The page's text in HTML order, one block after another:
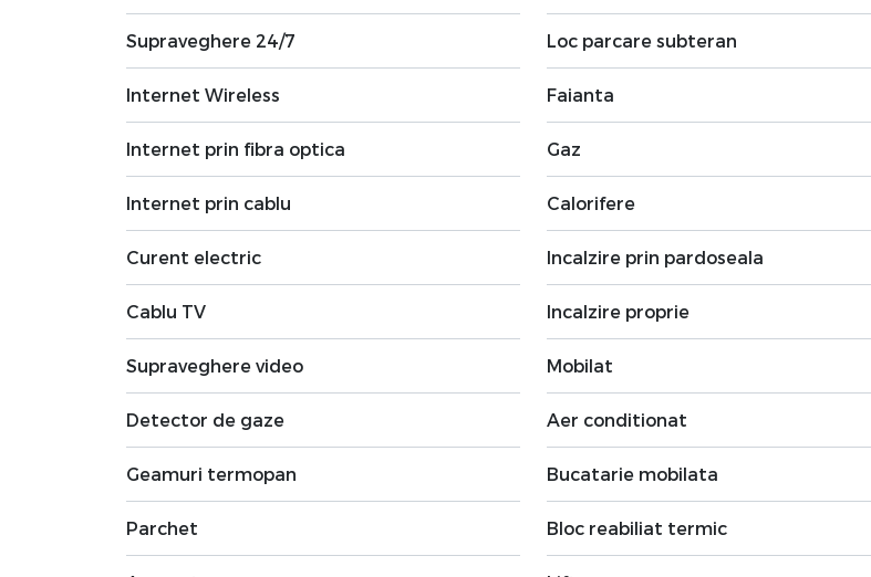
Supraveghere 24/7
Internet Wireless
Internet prin fibra optica
Internet prin cablu
Curent electric
Cablu TV
Supraveghere video
Detector de gaze
Geamuri termopan
Parchet
Loc parcare subteran
Faianta
Gaz
Calorifere
Incalzire prin pardoseala
Incalzire proprie
Mobilat
Aer conditionat
Bucatarie mobilata
Bloc reabiliat termic